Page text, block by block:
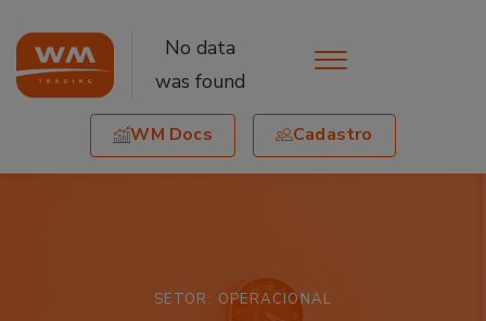
No data
was found
WM Docs Cadastro
SETOR: OPERACIONAL